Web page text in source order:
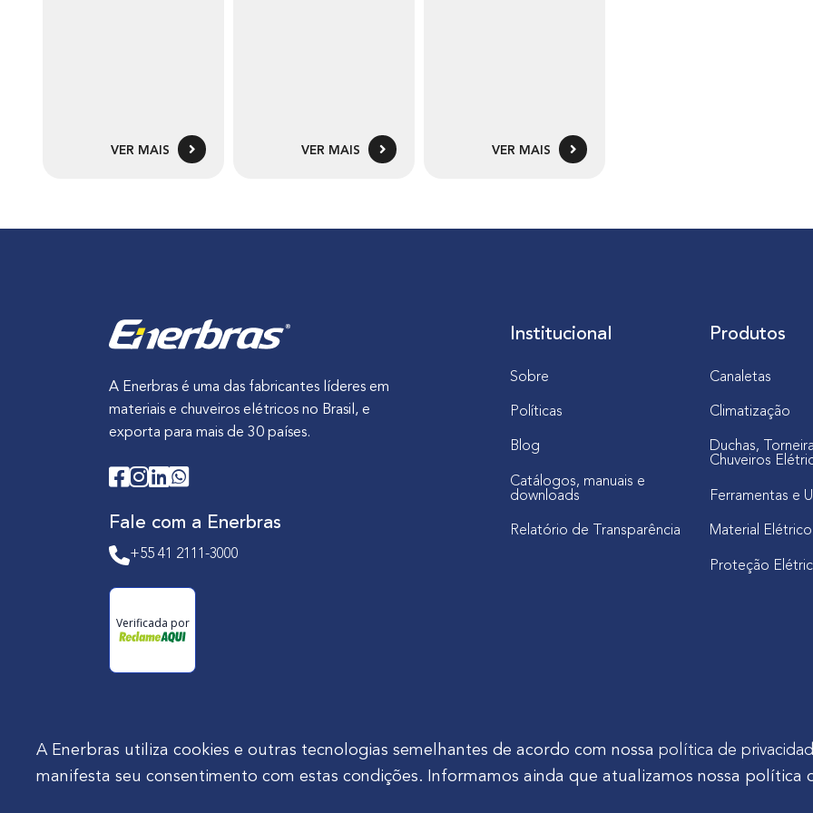
VER MAIS VER MAIS VER MAIS
A Enerbras é uma das fabricantes líderes em
materiais e chuveiros elétricos no Brasil, e
exporta para mais de 30 países.
Fale com a Enerbras
+55 41 2111-3000
Verificada por
Institucional
Sobre
Políticas
Blog
Catálogos, manuais e
downloads
Relatório de Transparência
Produtos
Canaletas
Climatização
Duchas,
Chuveiros
Ferramentas e
Material Elétrico
Proteção
Enerbras Materiais Elétricos Ltda.Rua Agostinho Mocelin, nº 81, Ferrari | CEP 83606-310 | Campo Largo -
A Enerbras utiliza cookies e outras tecnologias semelhantes de acordo com nossa política de
manifesta seu consentimento com estas condições. Informamos ainda que atualizamos nossa política